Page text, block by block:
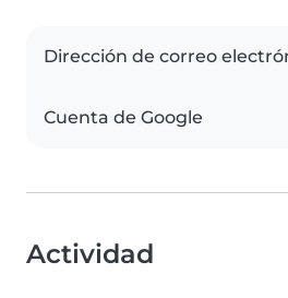
Dirección de correo
Cuenta de Google
Actividad